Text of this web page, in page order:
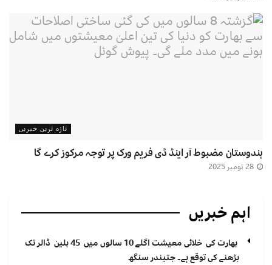
تازہ ترین خبریں
ہندوستان مضبوط آر اینڈ ڈی فریم ورک پر توجہ مرکوز کرے گا
اہم خبریں
بھارت کی خلائی معیشت اگلے 10 سالوں میں 45 بلین ڈالر تک
بڑھنے کی توقع ہے۔ جتیندر سنگھ